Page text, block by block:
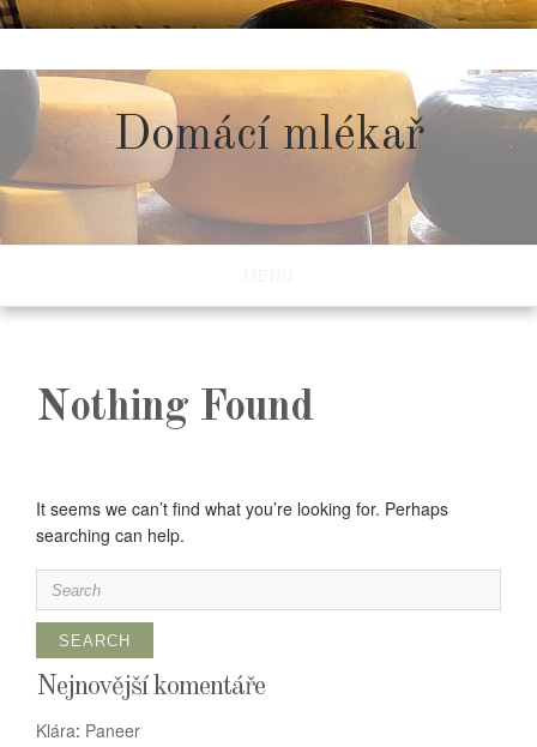
to
content
Domácí mlékař
Nothing Found
It seems we can’t find what you’re looking for. Perhaps
searching can help.
Search
for:
Nejnovější komentáře
Klára: Paneer